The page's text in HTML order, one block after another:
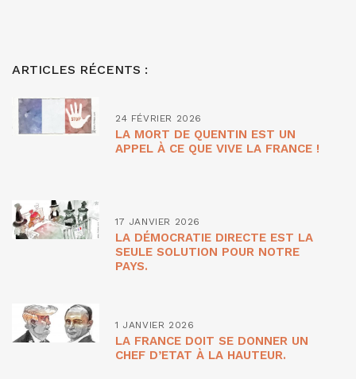
ARTICLES RÉCENTS :
24 FÉVRIER 2026
LA MORT DE QUENTIN EST UN
APPEL À CE QUE VIVE LA FRANCE !
17 JANVIER 2026
LA DÉMOCRATIE DIRECTE EST LA
SEULE SOLUTION POUR NOTRE
PAYS.
1 JANVIER 2026
LA FRANCE DOIT SE DONNER UN
CHEF D’ETAT À LA HAUTEUR.